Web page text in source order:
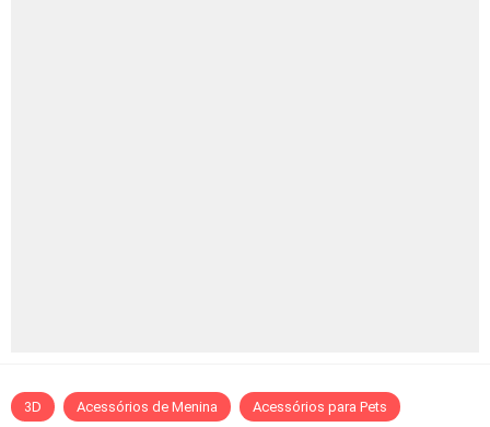
3D Acessórios de Menina Acessórios para Pets